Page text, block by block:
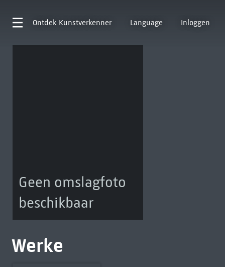
Ontdek Kunstverkenner Language Inloggen
Geen omslagfoto
beschikbaar
Werke